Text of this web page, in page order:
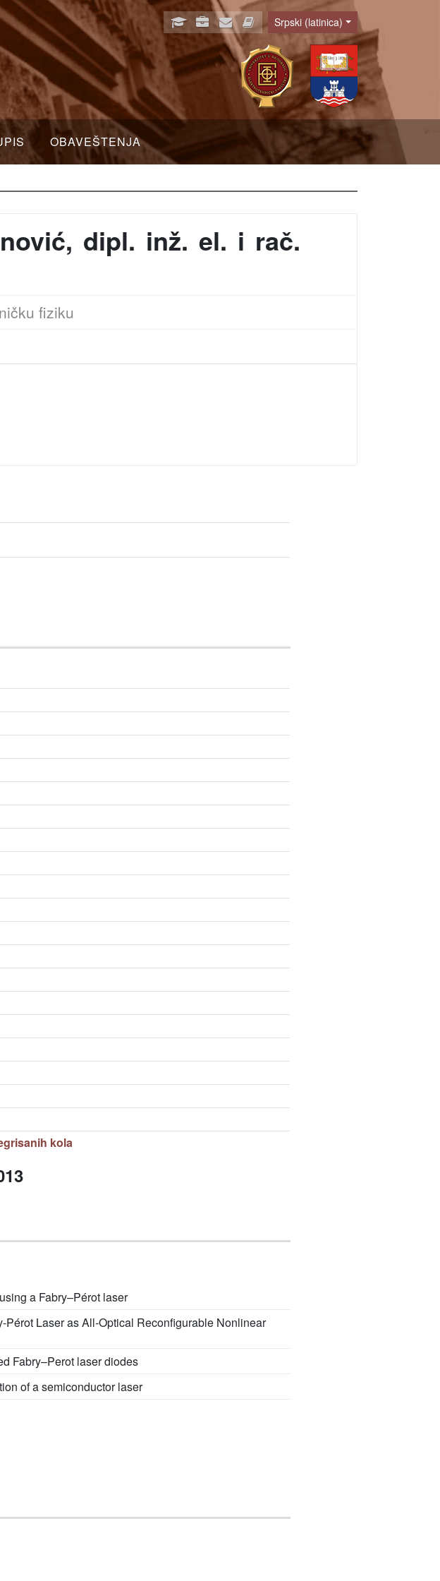
Language
Srpski (latinica)
OBAVEŠTENJA
dipl. inž. el. i rač.
fiziku
kola
a Fabry–Pérot laser
Laser as All-Optical Reconfigurable Nonlinear
Fabry–Perot laser diodes
of a semiconductor laser